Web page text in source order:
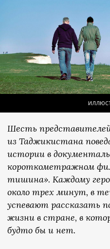
Шесть
из Таджикистана
истории в
короткометражном
тишина». Каждому
около трех минут, в
успевают рассказать
жизни в стране, в
будто бы и нет.